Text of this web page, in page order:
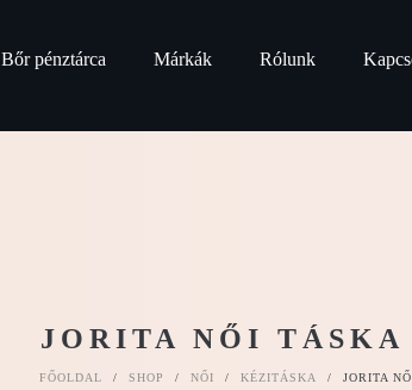
Bőr pénztárca Márkák Rólunk
JORITA NŐI TÁSKA
FŐOLDAL / SHOP / NŐI / KÉZITÁSKA / JORITA